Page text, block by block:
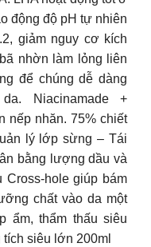
động độ pH tự nhiên
giảm nguy cơ kích
nhờn làm lỏng liên
để chúng dễ dàng
Niacinamade +
nếp nhăn. 75% chiết
lý lớp sừng – Tái
bằng lượng dầu và
Cross-hole giúp bám
chất vào da một
ẩm, thẩm thấu siêu
siêu lớn 200ml